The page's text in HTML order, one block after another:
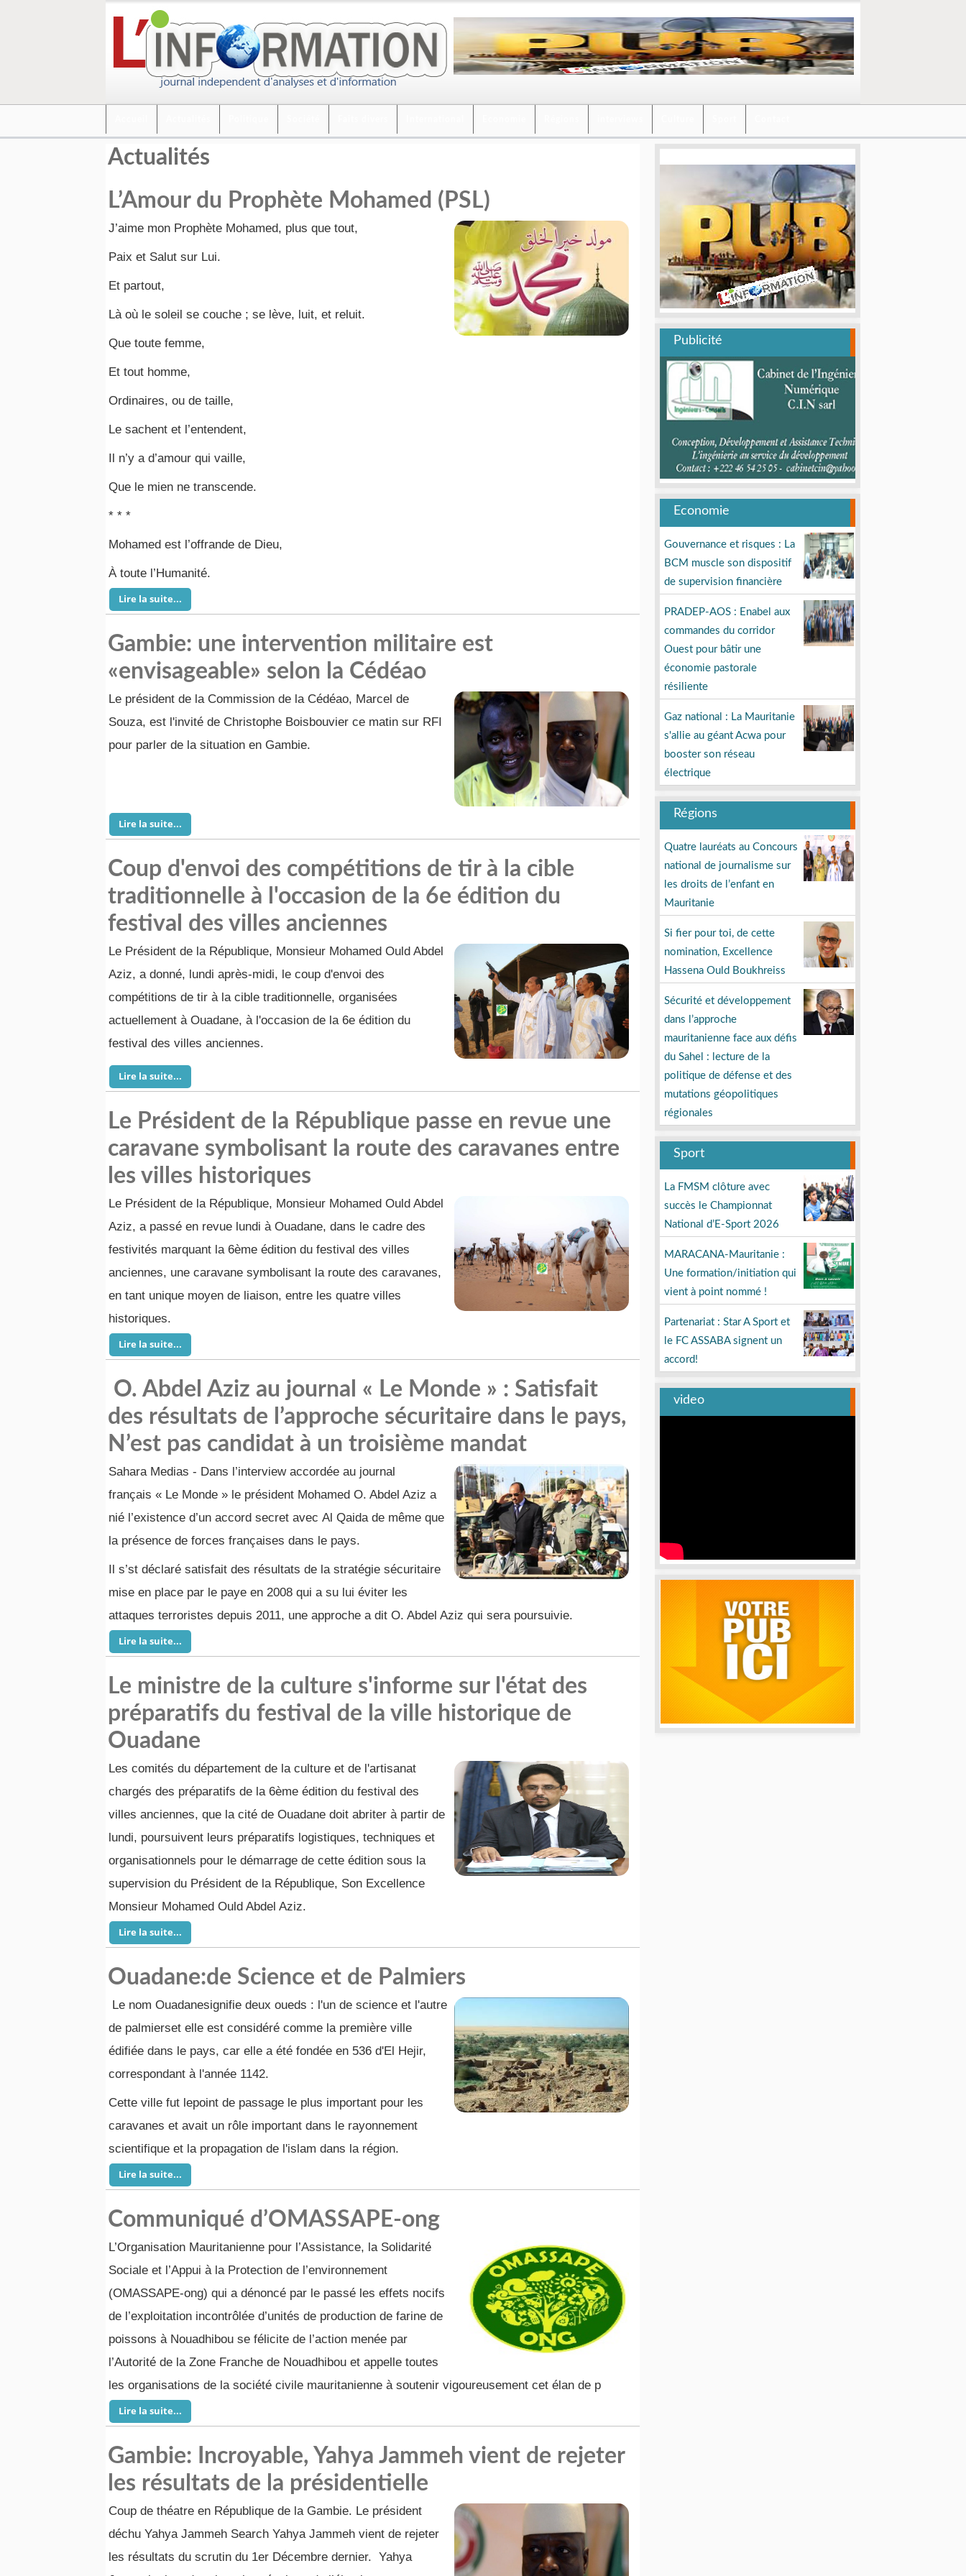
Publicité
Economie
Gouvernance et risques : La
BCM muscle son dispositif
de supervision financière
PRADEP-AOS : Enabel aux
commandes du corridor
Ouest pour bâtir une
économie pastorale
résiliente
Gaz national : La Mauritanie
s'allie au géant Acwa pour
booster son réseau
électrique
Régions
Quatre lauréats au Concours
national de journalisme sur
les droits de l’enfant en
Mauritanie
Si fier pour toi, de cette
nomination, Excellence
Hassena Ould Boukhreiss
Sécurité et développement
dans l’approche
mauritanienne face aux défis
du Sahel : lecture de la
politique de défense et des
mutations géopolitiques
régionales
Sport
La FMSM clôture avec
succès le Championnat
National d’E-Sport 2026
MARACANA-Mauritanie :
Une formation/initiation qui
vient à point nommé !
Partenariat : Star A Sport et
le FC ASSABA signent un
accord!
video
Actualités
L’Amour du Prophète Mohamed (PSL)
J’aime mon Prophète Mohamed, plus que tout,
Paix et Salut sur Lui.
Et partout,
Là où le soleil se couche ; se lève, luit, et reluit.
Que toute femme,
Et tout homme,
Ordinaires, ou de taille,
Le sachent et l’entendent,
Il n’y a d’amour qui vaille,
Que le mien ne transcende.
* * *
Mohamed est l’offrande de Dieu,
À toute l’Humanité.
Lire la suite...
Gambie: une intervention militaire est
«envisageable» selon la Cédéao
Le président de la Commission de la Cédéao, Marcel de
Souza, est l'invité de Christophe Boisbouvier ce matin sur RFI
pour parler de la situation en Gambie.
Lire la suite...
Coup d'envoi des compétitions de tir à la cible
traditionnelle à l'occasion de la 6e édition du
festival des villes anciennes
Le Président de la République, Monsieur Mohamed Ould Abdel
Aziz, a donné, lundi après-midi, le coup d'envoi des
compétitions de tir à la cible traditionnelle, organisées
actuellement à Ouadane, à l'occasion de la 6e édition du
festival des villes anciennes.
Lire la suite...
Le Président de la République passe en revue une
caravane symbolisant la route des caravanes entre
les villes historiques
Le Président de la République, Monsieur Mohamed Ould Abdel
Aziz, a passé en revue lundi à Ouadane, dans le cadre des
festivités marquant la 6ème édition du festival des villes
anciennes, une caravane symbolisant la route des caravanes,
en tant unique moyen de liaison, entre les quatre villes
historiques.
Lire la suite...
O. Abdel Aziz au journal « Le Monde » : Satisfait
des résultats de l’approche sécuritaire dans le pays,
N’est pas candidat à un troisième mandat
Sahara Medias - Dans l’interview accordée au journal
français « Le Monde » le président Mohamed O. Abdel Aziz a
nié l’existence d’un accord secret avec Al Qaida de même que
la présence de forces françaises dans le pays.
Il s’st déclaré satisfait des résultats de la stratégie sécuritaire
mise en place par le paye en 2008 qui a su lui éviter les
attaques terroristes depuis 2011, une approche a dit O. Abdel Aziz qui sera poursuivie.
Lire la suite...
Le ministre de la culture s'informe sur l'état des
préparatifs du festival de la ville historique de
Ouadane
Les comités du département de la culture et de l'artisanat
chargés des préparatifs de la 6ème édition du festival des
villes anciennes, que la cité de Ouadane doit abriter à partir de
lundi, poursuivent leurs préparatifs logistiques, techniques et
organisationnels pour le démarrage de cette édition sous la
supervision du Président de la République, Son Excellence
Monsieur Mohamed Ould Abdel Aziz.
Lire la suite...
Ouadane:de Science et de Palmiers
Le nom Ouadanesignifie deux oueds : l'un de science et l'autre
de palmierset elle est considéré comme la première ville
édifiée dans le pays, car elle a été fondée en 536 d'El Hejir,
correspondant à l'année 1142.
Cette ville fut lepoint de passage le plus important pour les
caravanes et avait un rôle important dans le rayonnement
scientifique et la propagation de l'islam dans la région.
Lire la suite...
Communiqué d’OMASSAPE-ong
L’Organisation Mauritanienne pour l’Assistance, la Solidarité
Sociale et l’Appui à la Protection de l’environnement
(OMASSAPE-ong) qui a dénoncé par le passé les effets nocifs
de l’exploitation incontrôlée d’unités de production de farine de
poissons à Nouadhibou se félicite de l’action menée par
l’Autorité de la Zone Franche de Nouadhibou et appelle toutes
les organisations de la société civile mauritanienne à soutenir vigoureusement cet élan de p
Lire la suite...
Gambie: Incroyable, Yahya Jammeh vient de rejeter
les résultats de la présidentielle
Coup de théatre en République de la Gambie. Le président
déchu Yahya Jammeh Search Yahya Jammeh vient de rejeter
les résultats du scrutin du 1er Décembre dernier. Yahya